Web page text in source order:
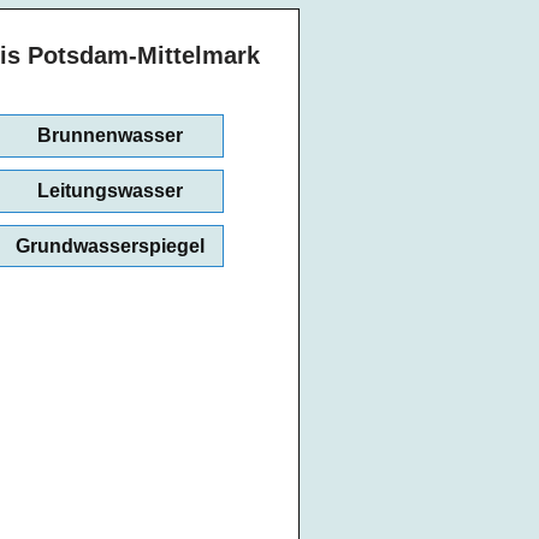
Potsdam-Mittelmark
Brunnenwasser
Leitungswasser
Grundwasserspiegel